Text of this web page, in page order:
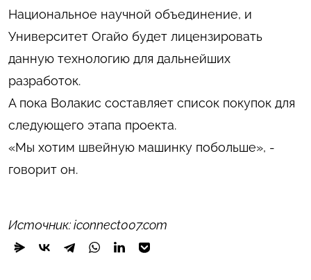
Национальное научной объединение, и
Университет Огайо будет лицензировать
данную технологию для дальнейших
разработок.
А пока Волакис составляет список покупок для
следующего этапа проекта.
«Мы хотим швейную машинку побольше», -
говорит он.
Источник: iconnect007.com